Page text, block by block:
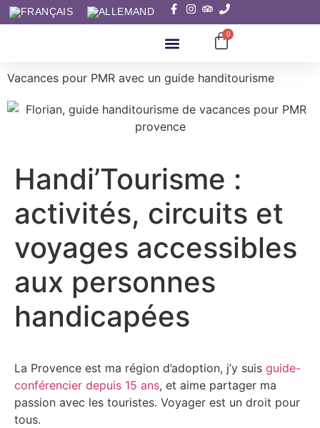
0
Vacances pour PMR avec un guide handitourisme
Handi’Tourisme :
activités, circuits et
voyages accessibles
aux personnes
handicapées
La Provence est ma région d’adoption, j’y suis guide-
conférencier depuis 15 ans, et aime partager ma
passion avec les touristes. Voyager est un droit pour
tous.